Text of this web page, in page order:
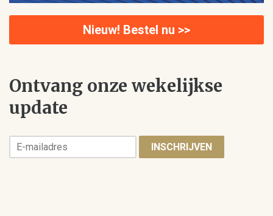
Nieuw! Bestel nu >>
Ontvang onze wekelijkse
update
INSCHRIJVEN